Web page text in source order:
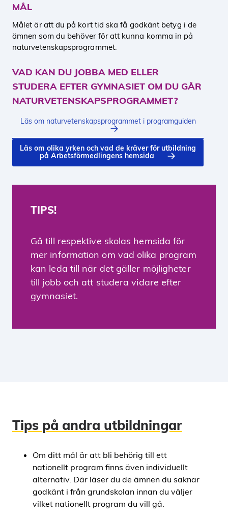
MÅL
Målet är att du på kort tid ska få godkänt betyg i de
ämnen som du behöver för att kunna komma in på
naturvetenskapsprogrammet.
VAD KAN DU JOBBA MED ELLER
STUDERA EFTER GYMNASIET OM DU GÅR
NATURVETENSKAPSPROGRAMMET?
Läs om naturvetenskapsprogrammet i programguiden
Läs om olika yrken och vad de kräver för utbildning
på Arbetsförmedlingens hemsida
TIPS!
Gå till respektive skolas hemsida för
mer information om vad olika program
kan leda till när det gäller möjligheter
till jobb och att studera vidare efter
gymnasiet.
Tips på andra utbildningar
Om ditt mål är att bli behörig till ett
nationellt program finns även individuellt
alternativ. Där läser du de ämnen du saknar
godkänt i från grundskolan innan du väljer
vilket nationellt program du vill gå.